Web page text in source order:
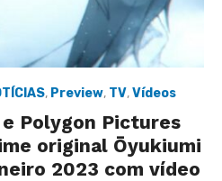
, Preview, TV,Vídeos
Polygon Pictures
original Ōyukiumi
2023 com vídeo